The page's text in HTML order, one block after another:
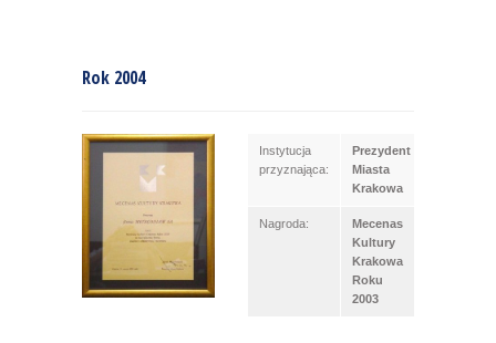
Rok 2004
Instytucja
przyznająca:
Prezydent
Miasta
Krakowa
Nagroda:
Mecenas
Kultury
Krakowa
Roku
2003